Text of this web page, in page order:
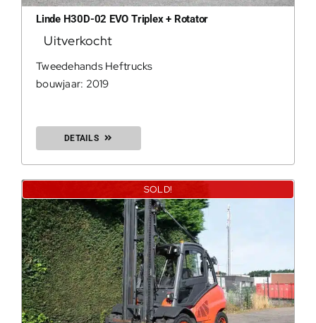
Linde H30D-02 EVO Triplex + Rotator
Uitverkocht
Tweedehands Heftrucks
bouwjaar: 2019
DETAILS
SOLD!
200Kg =
200Kg